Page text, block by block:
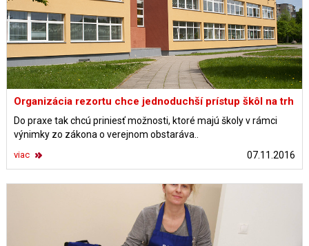
Organizácia rezortu chce jednoduchší prístup škôl na trh
Do praxe tak chcú priniesť možnosti, ktoré majú školy v rámci
výnimky zo zákona o verejnom obstaráva..
07.11.2016
viac